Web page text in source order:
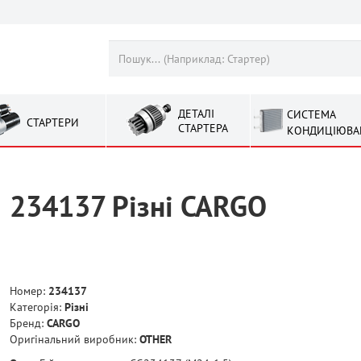
СТАРТЕРИ
ДЕТАЛІ
СТАРТЕРА
СИСТЕМА
234137 Рiзнi CARGO
Номер: 234137
Категорія: Рiзнi
Бренд: CARGO
Оригінальний виробник: OTHER